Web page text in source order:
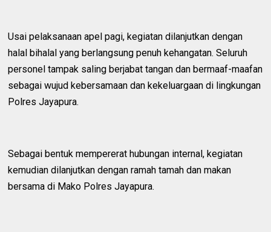
Usai pelaksanaan apel pagi, kegiatan dilanjutkan dengan
halal bihalal yang berlangsung penuh kehangatan. Seluruh
personel tampak saling berjabat tangan dan bermaaf-maafan
sebagai wujud kebersamaan dan kekeluargaan di lingkungan
Polres Jayapura.
Sebagai bentuk mempererat hubungan internal, kegiatan
kemudian dilanjutkan dengan ramah tamah dan makan
bersama di Mako Polres Jayapura.